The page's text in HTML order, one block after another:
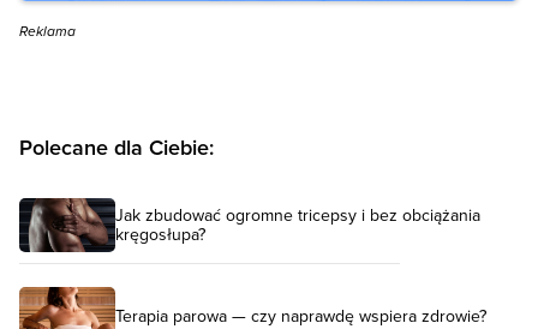
Reklama
Polecane dla Ciebie:
Jak zbudować ogromne tricepsy i bez obciążania
kręgosłupa?
Terapia parowa — czy naprawdę wspiera zdrowie?